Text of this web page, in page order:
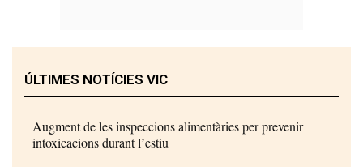
ÚLTIMES NOTÍCIES VIC
Augment de les inspeccions alimentàries per prevenir
intoxicacions durant l’estiu